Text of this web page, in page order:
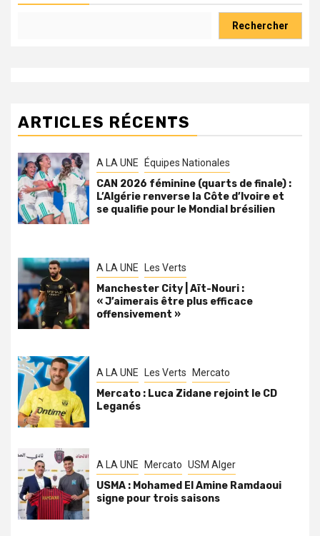
Rechercher
ARTICLES RÉCENTS
A LA UNE Équipes Nationales
CAN 2026 féminine (quarts de finale) :
L’Algérie renverse la Côte d’Ivoire et
se qualifie pour le Mondial brésilien
A LA UNE Les Verts
Manchester City | Aït-Nouri :
« J’aimerais être plus efficace
offensivement »
A LA UNE Les Verts Mercato
Mercato : Luca Zidane rejoint le CD
Leganés
A LA UNE Mercato USM Alger
USMA : Mohamed El Amine Ramdaoui
signe pour trois saisons